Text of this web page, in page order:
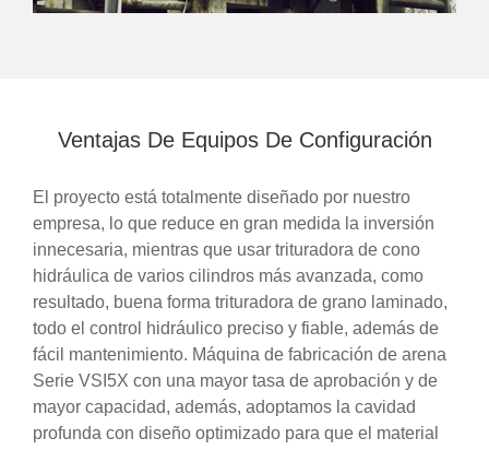
Ventajas De Equipos De Configuración
El proyecto está totalmente diseñado por nuestro
empresa, lo que reduce en gran medida la inversión
innecesaria, mientras que usar trituradora de cono
hidráulica de varios cilindros más avanzada, como
resultado, buena forma trituradora de grano laminado,
todo el control hidráulico preciso y fiable, además de
fácil mantenimiento. Máquina de fabricación de arena
Serie VSI5X con una mayor tasa de aprobación y de
mayor capacidad, además, adoptamos la cavidad
profunda con diseño optimizado para que el material